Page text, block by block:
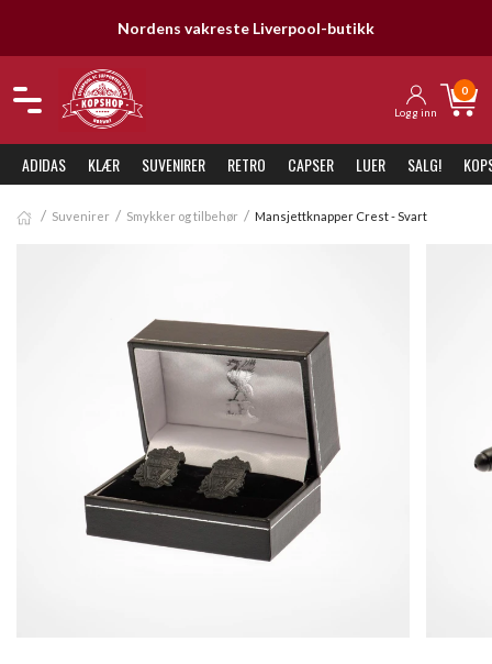
Nordens vakreste Liverpool-butikk
Logg inn
0
ADIDAS KLÆR SUVENIRER RETRO CAPSER LUER SALG!
Suvenirer Smykker og tilbehør Mansjettknapper Crest - Svart